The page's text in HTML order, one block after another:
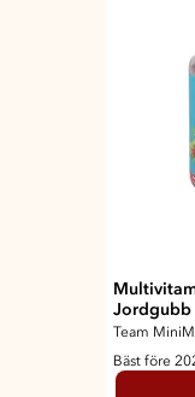
Jordgubb
Team
Bäst före